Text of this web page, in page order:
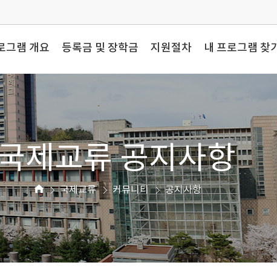
그램 개요 등록금 및 장학금 지원절차 내 프로그램 찾기
제교류 공지사항
국제교류 커뮤니티 공지사항